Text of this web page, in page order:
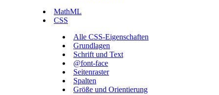
MathML
CSS
Alle CSS-Eigenschaften
Grundlagen
Schrift und Text
@font-face
Seitenraster
Spalten
Größe und Orientierung